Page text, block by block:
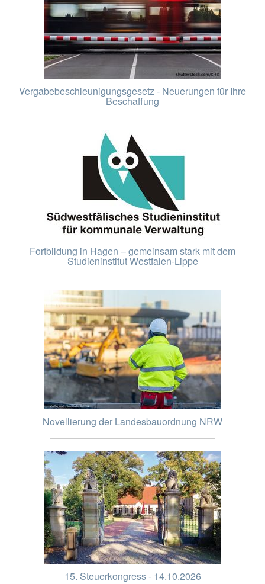
Vergabebeschleunigungsgesetz - Neuerungen für Ihre
Beschaffung
Fortbildung in Hagen – gemeinsam stark mit dem
Studieninstitut Westfalen-Lippe
Novellierung der Landesbauordnung NRW
15. Steuerkongress - 14.10.2026